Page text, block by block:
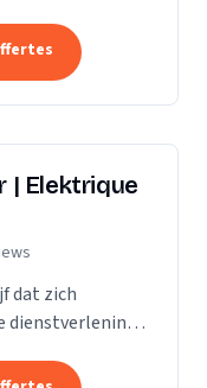
| Elektrique
dat zich
dienstverlening.
om elke klus,